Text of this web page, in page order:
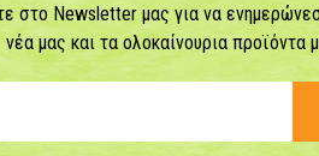
στο Newsletter μας για να
νέα μας και τα ολοκαίνουρια προϊόντα